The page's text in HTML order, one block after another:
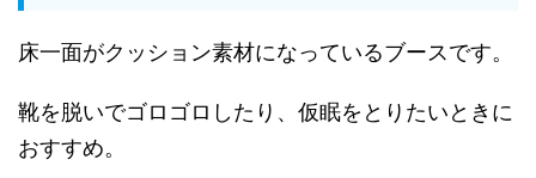
床一面がクッション素材になっているブースです。
靴を脱いでゴロゴロしたり、仮眠をとりたいときに
おすすめ。